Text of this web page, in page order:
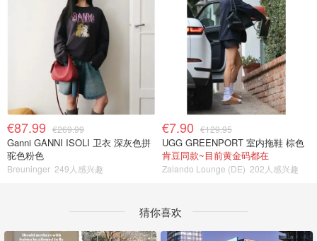
€87.99 €269.99
Ganni GANNI ISOLI 卫衣 深灰色拼
驼色粉色
Breuninger 249人感兴趣
€7.90 €129.95
UGG GREENPORT 室内拖鞋 棕色
肯豆同款~目前黄金码都在
Zalando Lounge (DE) 202人感兴趣
猜你喜欢